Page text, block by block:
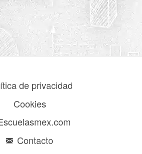
de privacidad
Cookies
Contacto